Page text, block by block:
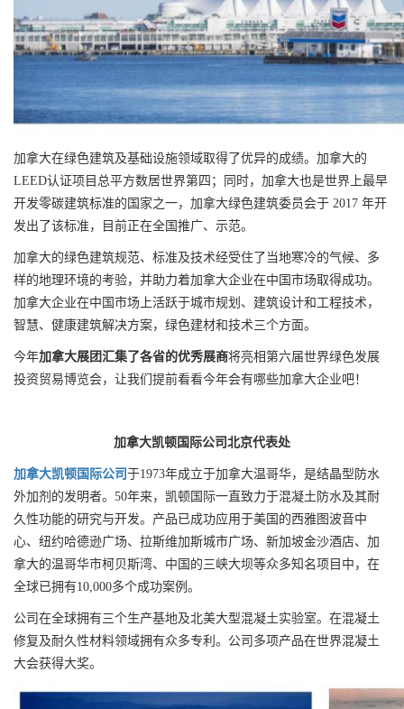
加拿大在绿色建筑及基础设施领域取得了优异的成绩。加拿大的
LEED认证项目总平方数居世界第四；同时，加拿大也是世界上最早
开发零碳建筑标准的国家之一，加拿大绿色建筑委员会于 2017 年开
发出了该标准，目前正在全国推广、示范。
加拿大的绿色建筑规范、标准及技术经受住了当地寒冷的气候、多
样的地理环境的考验，并助力着加拿大企业在中国市场取得成功。
加拿大企业在中国市场上活跃于城市规划、建筑设计和工程技术，
智慧、健康建筑解决方案，绿色建材和技术三个方面。
今年加拿大展团汇集了各省的优秀展商将亮相第六届世界绿色发展
投资贸易博览会，让我们提前看看今年会有哪些加拿大企业吧！
加拿大凯顿国际公司北京代表处
加拿大凯顿国际公司 于1973年成立于加拿大温哥华，是结晶型防水
外加剂的发明者。50年来，凯顿国际一直致力于混凝土防水及其耐
久性功能的研究与开发。产品已成功应用于美国的西雅图波音中
心、纽约哈德逊广场、拉斯维加斯城市广场、新加坡金沙酒店、加
拿大的温哥华市柯贝斯湾、中国的三峡大坝等众多知名项目中，在
全球已拥有10,000多个成功案例。
公司在全球拥有三个生产基地及北美大型混凝土实验室。在混凝土
修复及耐久性材料领域拥有众多专利。公司多项产品在世界混凝土
大会获得大奖。